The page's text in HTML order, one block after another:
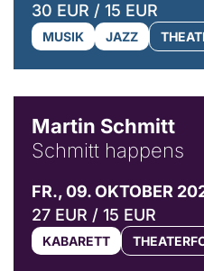
30 EUR / 15 EUR
MUSIK JAZZ
Martin Schmitt
Schmitt happens
FR., 09. OKTOBER
27 EUR / 15 EUR
KABARETT